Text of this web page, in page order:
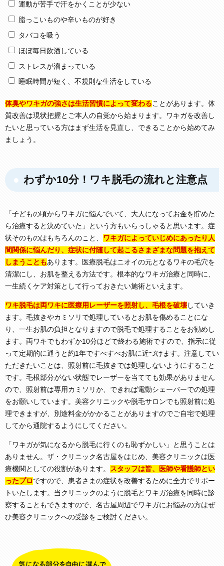
運動が苦手で汗をかくことが少ない
脂っこいものや辛いものが好き
タバコを吸う
ほぼ毎日飲酒している
ストレスが溜まっている
睡眠時間が短く、不規則な生活をしている
体臭やワキガの強さは生活習慣によって変わることがあります。体
質改善は現状把握とご本人の自覚から始まります。ワキガを改善し
たいと思っている方はまず生活を見直し、できることから始めてみ
ましょう。
わずか10分！ワキ脱毛の流れと注意点
「子どもの頃からワキガに悩んでいて、大人になってお金を貯めた
ら治療すると決めていた」という方もいらっしゃると思います。症
状そのものはもちろんのこと、 ワキガによっていじめにあったり人
間関係に悩んだり、症状に付随して起こるさまざまな問題を抱えて
しまうこともあります。医療脱毛はニオイの元となるワキの毛穴を
清潔にし、お肌を整える方法です。根本的なワキガ治療と同時に、
一生続くケア対策として行っておきたい施術といえます。
ワキ脱毛は両ワキに医療用レーザーを照射し、毛根を破壊 していき
ます。毛抜きやカミソリで処理しているとお肌を傷めることにな
り、一生お肌の負担となりますので脱毛で処理することをお勧めし
ます。両ワキでもわずか10分ほどで終わる施術ですので、指示に従
って定期的に通うと約1年ですべすべお肌に近づけます。注意してい
ただきたいことは、照射前に毛抜きでは処理しないようにすること
です。毛根部分がない状態でレーザーを当てても効果がありません
ので、照射前は専用カミソリか、できれば電動シェーバーでの処理
をお願いしています。美容クリニックや脱毛サロンでも照射前に処
理できますが、別途料金がかかることがありますのでご自宅で処理
してから通院するようにしてください。
「ワキガが気になるから脱毛に行くのも恥ずかしい」と思うことは
ありません。ザ・クリニック名古屋をはじめ、美容クリニックは医
療機関としての役割があります。
スタッフは皆、医師や看護師とい
ったプロ ですので、患者さまの症状を改善するために全力でサポー
トいたします。当クリニックのように脱毛とワキガ治療を同時に診
察することもできますので、名古屋周辺でワキガにお悩みの方はぜ
ひ美容クリニックへの受診をご検討ください。